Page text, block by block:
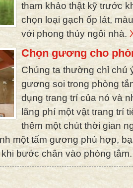
tham khảo thật kỹ trước
chọn loại gạch ốp lát,
với phong thủy ngôi nhà.
Chọn gương cho
Chúng ta thường chỉ chú
gương soi trong phòng
dụng trang trí của nó và
lãng phí một vật trang trí
thêm một chút thời gian
một tấm gương phù hợp,
bước chân vào phòng